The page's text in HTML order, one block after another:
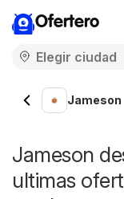
Ofertero
Jameson
Jameson
ultimas